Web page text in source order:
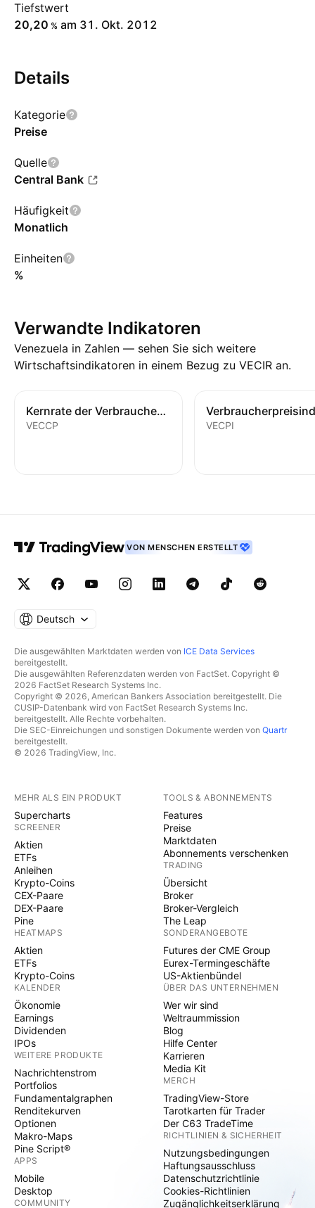
Tiefstwert
20,20 % am 31. Okt. 2012
Details
Kategorie
Preise
Quelle
Central Bank
Häufigkeit
Monatlich
Einheiten
%
Verwandte Indikatoren
Venezuela in Zahlen — sehen Sie sich weitere
Wirtschaftsindikatoren in einem Bezug zu VECIR an.
Kernrate der Verbraucherpreise
VECCP VECPI
VON MENSCHEN ERSTELLT
Deutsch
Die ausgewählten Marktdaten werden von ICE Data Services
bereitgestellt.
Die ausgewählten Referenzdaten werden von FactSet. Copyright ©
2026 FactSet Research Systems Inc.
Copyright © 2026, American Bankers Association bereitgestellt. Die
CUSIP-Datenbank wird von FactSet Research Systems Inc.
bereitgestellt. Alle Rechte vorbehalten.
Die SEC-Einreichungen und sonstigen Dokumente werden von Quartr
bereitgestellt.
© 2026 TradingView, Inc.
MEHR ALS EIN PRODUKT
Supercharts
SCREENER
Aktien
ETFs
Anleihen
Krypto-Coins
CEX-Paare
DEX-Paare
Pine
HEATMAPS
Aktien
ETFs
Krypto-Coins
KALENDER
Ökonomie
Earnings
Dividenden
IPOs
WEITERE PRODUKTE
Nachrichtenstrom
Portfolios
Fundamentalgraphen
Renditekurven
Optionen
Makro-Maps
Pine Script®
APPS
Mobile
Desktop
COMMUNITY
TOOLS & ABONNEMENTS
Features
Preise
Marktdaten
Abonnements verschenken
TRADING
Übersicht
Broker
Broker-Vergleich
The Leap
SONDERANGEBOTE
Futures der CME Group
Eurex-Termingeschäfte
US-Aktienbündel
ÜBER DAS UNTERNEHMEN
Wer wir sind
Weltraummission
Blog
Hilfe Center
Karrieren
Media Kit
MERCH
TradingView-Store
Tarotkarten für Trader
Der C63 TradeTime
RICHTLINIEN & SICHERHEIT
Nutzungsbedingungen
Haftungsausschluss
Datenschutzrichtlinie
Cookies-Richtlinien
Zugänglichkeitserklärung